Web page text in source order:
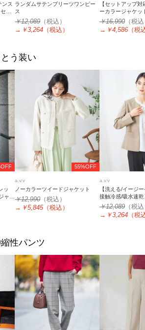
ンス
ッ
ランダムサテンプリーツワンピー
ス
￥12,089（税込）
→ ￥3,264 （税込）
【セットアップ
ーカラージャケッ
￥16,990（税
→ ￥4,586（税
う装い
ッ
ャケ
55%OFF
a.v.v
ノーカラーツイードジャケット
￥12,990（税込）
→ ￥5,845（税込）
a.v.v
【洗える/イージ
接触冷感/吸水速
ッチキーネックジ
￥12,089（税
→ ￥3,264（税
性パンツ